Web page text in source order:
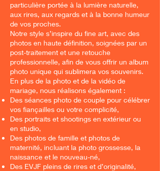
particulière portée à la lumière naturelle,
aux rires, aux regards et à la bonne humeur
de vos proches.
Notre style s’inspire du fine art, avec des
photos en haute définition, soignées par un
post-traitement et une retouche
professionnelle, afin de vous offrir un album
photo unique qui sublimera vos souvenirs.
En plus de la photo et de la vidéo de
mariage, nous réalisons également :
Des séances photo de couple pour célébrer
vos fiançailles ou votre complicité,
Des portraits et shootings en extérieur ou
en studio,
Des photos de famille et photos de
maternité, incluant la photo grossesse, la
naissance et le nouveau-né,
Des EVJF pleins de rires et d’originalité,